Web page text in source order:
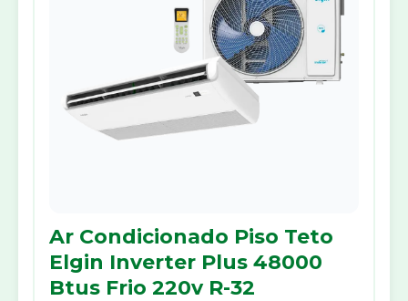
Ar Condicionado Piso Teto
Elgin Inverter Plus 48000
Btus Frio 220v R-32